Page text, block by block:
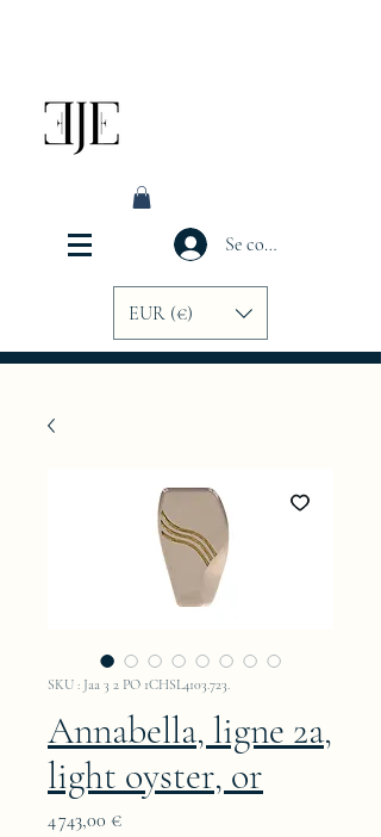
Se connecter
EUR (€)
SKU : Jaa 3 2 PO 1CHSL4103.723.
Annabella, ligne 2a,
light oyster, or
4 743,00 €Prix